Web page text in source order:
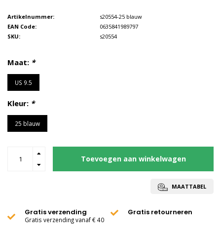
Artikelnummer:
s20554-25 blauw
EAN Code:
0635841989797
SKU:
s20554
Maat: *
US 9.5
Kleur: *
25 blauw
Toevoegen aan winkelwagen
MAATTABEL
Gratis verzending
Gratis verzending vanaf € 40
Gratis retourneren